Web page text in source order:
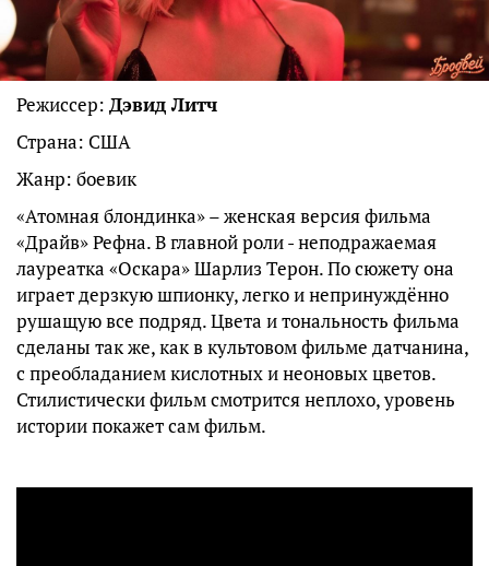
Режиссер: Дэвид Литч
Страна: США
Жанр: боевик
«Атомная блондинка» – женская версия фильма
«Драйв» Рефна. В главной роли - неподражаемая
лауреатка «Оскара» Шарлиз Терон. По сюжету она
играет дерзкую шпионку, легко и непринуждённо
рушащую все подряд. Цвета и тональность фильма
сделаны так же, как в культовом фильме датчанина,
с преобладанием кислотных и неоновых цветов.
Стилистически фильм смотрится неплохо, уровень
истории покажет сам фильм.